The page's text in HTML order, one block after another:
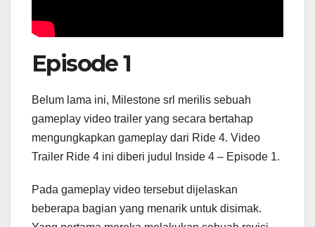
Episode 1
Belum lama ini, Milestone srl merilis sebuah
gameplay video trailer yang secara bertahap
mengungkapkan gameplay dari Ride 4. Video
Trailer Ride 4 ini diberi judul Inside 4 – Episode 1.
Pada gameplay video tersebut dijelaskan
beberapa bagian yang menarik untuk disimak.